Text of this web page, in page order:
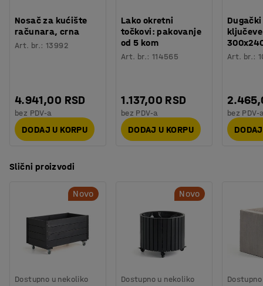
Nosač za kućište
računara, crna
Art. br.:13992
4.941,00 RSD
bez PDV-a
DODAJ U KORPU
Lako okretni
točkovi: pakovanje
od 5 kom
Art. br.: 114565
1.137,00 RSD
bez PDV-a
DODAJ U KORPU
Art. br.:
bez PDV-
Slični proizvodi
Novo
Dostupno u nekoliko
Novo
Dostupno u nekoliko